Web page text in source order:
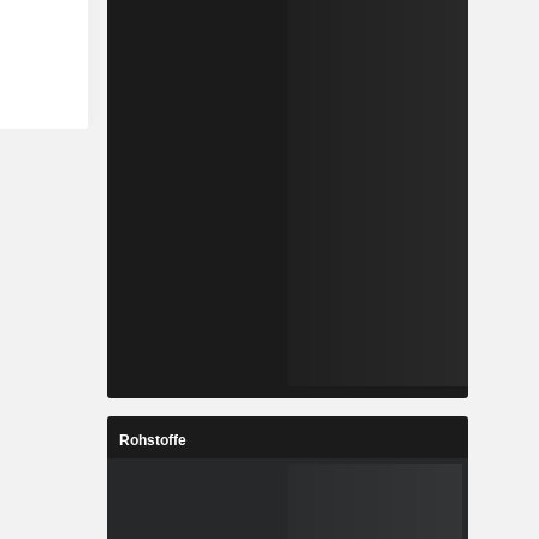
Rohstoffe